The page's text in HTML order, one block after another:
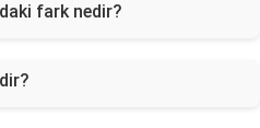
fark nedir?